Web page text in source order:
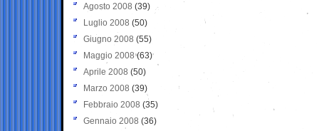
Agosto 2008 (39)
Luglio 2008 (50)
Giugno 2008 (55)
Maggio 2008(63)
Aprile 2008 (50)
Marzo 2008 (39)
Febbraio 2008 (35)
Gennaio 2008 (36)